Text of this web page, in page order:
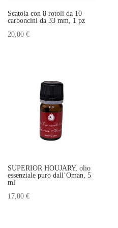
Scatola con 8 rotoli da 10
carboncini da 33 mm, 1 pz
20,00€
SUPERIOR HOUJARY, olio
essenziale puro dall’Oman, 5
ml
17,00€